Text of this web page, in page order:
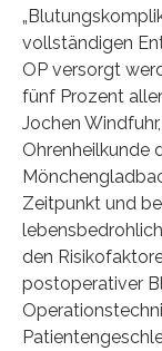
vollständigen
OP versorgt
fünf Prozent
Jochen
Ohrenheilkunde
Zeitpunkt und
den
postoperativer